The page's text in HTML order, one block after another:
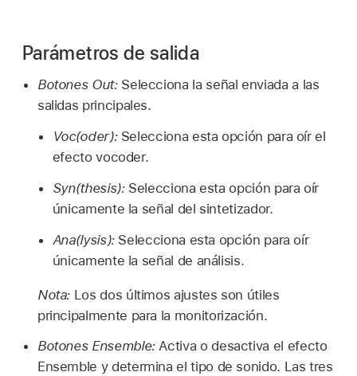
Parámetros de salida
Botones Out:Selecciona la señal enviada a las
salidas principales.
Voc(oder):Selecciona esta opción para oír el
efecto vocoder.
Syn(thesis):Selecciona esta opción para oír
únicamente la señal del sintetizador.
Ana(lysis):Selecciona esta opción para oír
únicamente la señal de análisis.
Nota: Los dos últimos ajustes son útiles
principalmente para la monitorización.
Botones Ensemble:Activa o desactiva el efecto
Ensemble y determina el tipo de sonido. Las tres